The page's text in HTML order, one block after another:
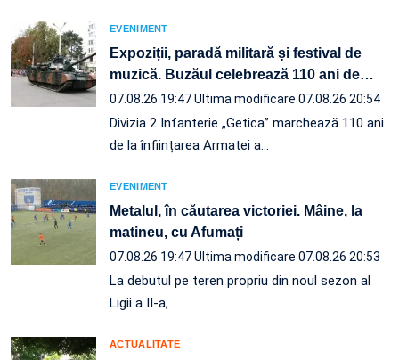
EVENIMENT
Expoziții, paradă militară și festival de
muzică. Buzăul celebrează 110 ani de…
07.08.26 19:47Ultima modificare 07.08.26 20:54
Divizia 2 Infanterie „Getica” marchează 110 ani
de la înființarea Armatei a…
EVENIMENT
Metalul, în căutarea victoriei. Mâine, la
matineu, cu Afumați
07.08.26 19:47Ultima modificare 07.08.26 20:53
La debutul pe teren propriu din noul sezon al
Ligii a II-a,…
ACTUALITATE